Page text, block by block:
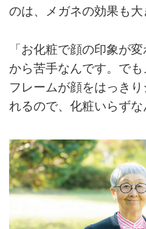
のは、メガネの効果も大
「お化粧で顔の印象が
から苦手なんです。でも
フレームが顔をはっきり
れるので、化粧いらずな